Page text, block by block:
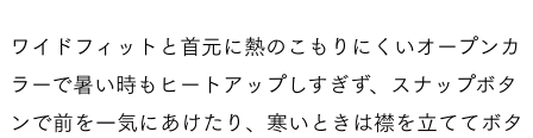
ワイドフィットと首元に熱のこもりにくいオープンカ
ラーで暑い時もヒートアップしすぎず、スナップボタ
ンで前を一気にあけたり、寒いときは襟を立ててボタ